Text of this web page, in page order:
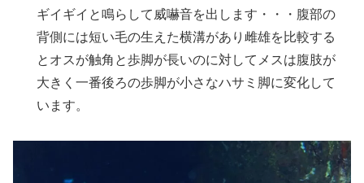
ギイギイと鳴らして威嚇音を出します・・・腹部の
背側には短い毛の生えた横溝があり雌雄を比較する
とオスが触角と歩脚が長いのに対してメスは腹肢が
大きく一番後ろの歩脚が小さなハサミ脚に変化して
います。